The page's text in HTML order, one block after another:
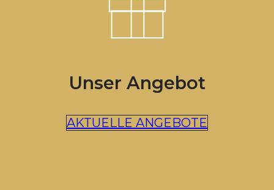
Unser Angebot
AKTUELLE ANGEBOTE